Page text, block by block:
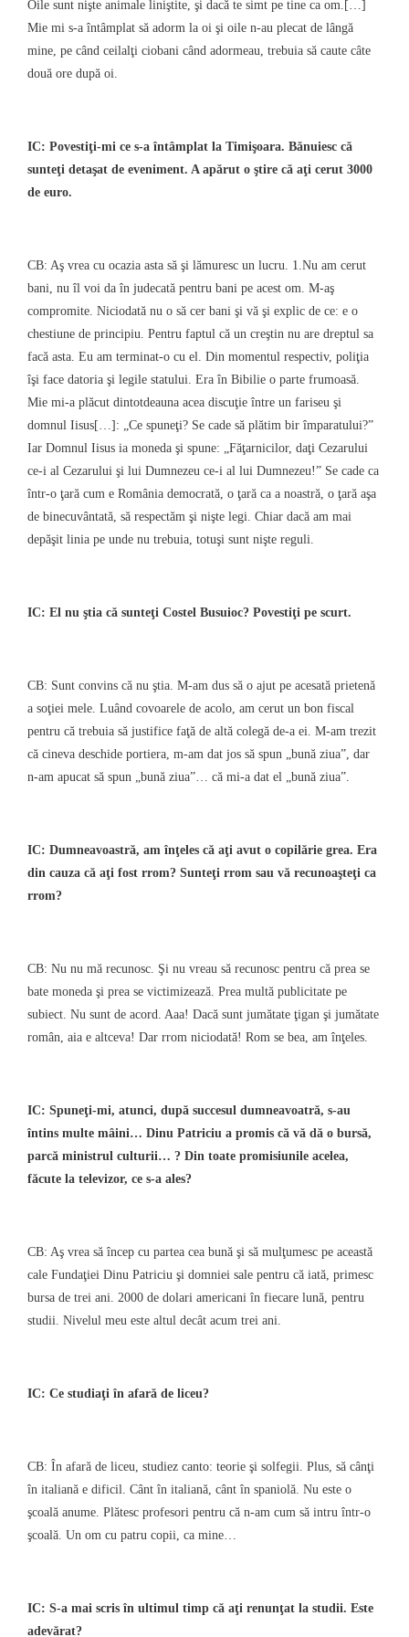
Oile sunt nişte animale liniştite, şi dacă te simt pe tine ca om.[…]
Mie mi s-a întâmplat să adorm la oi şi oile n-au plecat de lângă
mine, pe când ceilalţi ciobani când adormeau, trebuia să caute câte
două ore după oi.
IC: Povestiţi-mi ce s-a întâmplat la Timişoara. Bănuiesc că
sunteţi detaşat de eveniment. A apărut o ştire că aţi cerut 3000
de euro.
CB: Aş vrea cu ocazia asta să şi lămuresc un lucru. 1.Nu am cerut
bani, nu îl voi da în judecată pentru bani pe acest om. M-aş
compromite. Niciodată nu o să cer bani şi vă şi explic de ce: e o
chestiune de principiu. Pentru faptul că un creştin nu are dreptul sa
facă asta. Eu am terminat-o cu el. Din momentul respectiv, poliţia
îşi face datoria şi legile statului. Era în Bibilie o parte frumoasă.
Mie mi-a plăcut dintotdeauna acea discuţie între un fariseu şi
domnul Iisus[…]: „Ce spuneţi? Se cade să plătim bir împaratului?”
Iar Domnul Iisus ia moneda şi spune: „Făţarnicilor, daţi Cezarului
ce-i al Cezarului şi lui Dumnezeu ce-i al lui Dumnezeu!” Se cade ca
într-o ţară cum e România democrată, o ţară ca a noastră, o ţară aşa
de binecuvântată, să respectăm şi nişte legi. Chiar dacă am mai
depăşit linia pe unde nu trebuia, totuşi sunt nişte reguli.
IC: El nu ştia că sunteţi Costel Busuioc? Povestiţi pe scurt.
CB: Sunt convins că nu ştia. M-am dus să o ajut pe acesată prietenă
a soţiei mele. Luând covoarele de acolo, am cerut un bon fiscal
pentru că trebuia să justifice faţă de altă colegă de-a ei. M-am trezit
că cineva deschide portiera, m-am dat jos să spun „bună ziua”, dar
n-am apucat să spun „bună ziua”… că mi-a dat el „bună ziua”.
IC: Dumneavoastră, am înţeles că aţi avut o copilărie grea. Era
din cauza că aţi fost rrom? Sunteţi rrom sau vă recunoaşteţi ca
rrom?
CB: Nu nu mă recunosc. Şi nu vreau să recunosc pentru că prea se
bate moneda şi prea se victimizează. Prea multă publicitate pe
subiect. Nu sunt de acord. Aaa! Dacă sunt jumătate ţigan şi jumătate
român, aia e altceva! Dar rrom niciodată! Rom se bea, am înţeles.
IC: Spuneţi-mi, atunci, după succesul dumneavoatră, s-au
întins multe mâini… Dinu Patriciu a promis că vă dă o bursă,
parcă ministrul culturii… ? Din toate promisiunile acelea,
făcute la televizor, ce s-a ales?
CB: Aş vrea să încep cu partea cea bună şi să mulţumesc pe această
cale Fundaţiei Dinu Patriciu şi domniei sale pentru că iată, primesc
bursa de trei ani. 2000 de dolari americani în fiecare lună, pentru
studii. Nivelul meu este altul decât acum trei ani.
IC: Ce studiaţi în afară de liceu?
CB: În afară de liceu, studiez canto: teorie şi solfegii. Plus, să cânţi
în italiană e dificil. Cânt în italiană, cânt în spaniolă. Nu este o
şcoală anume. Plătesc profesori pentru că n-am cum să intru într-o
şcoală. Un om cu patru copii, ca mine…
IC: S-a mai scris în ultimul timp că aţi renunţat la studii. Este
adevărat?